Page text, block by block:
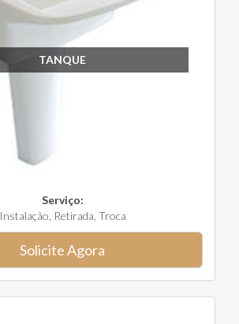
TANQUE
Serviço:
Instalação, Retirada, Troca
Solicite Agora